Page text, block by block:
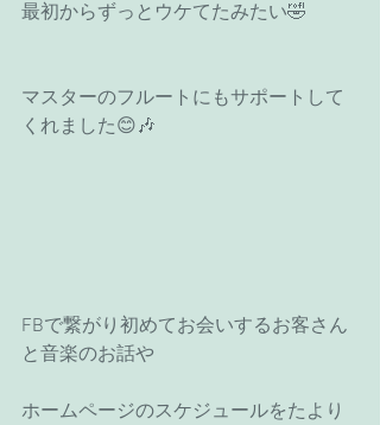
最初からずっとウケてたみたい🤣
マスターのフルートにもサポートして
くれました😊🎶
FBで繋がり初めてお会いするお客さん
と音楽のお話や
ホームページのスケジュールをたより